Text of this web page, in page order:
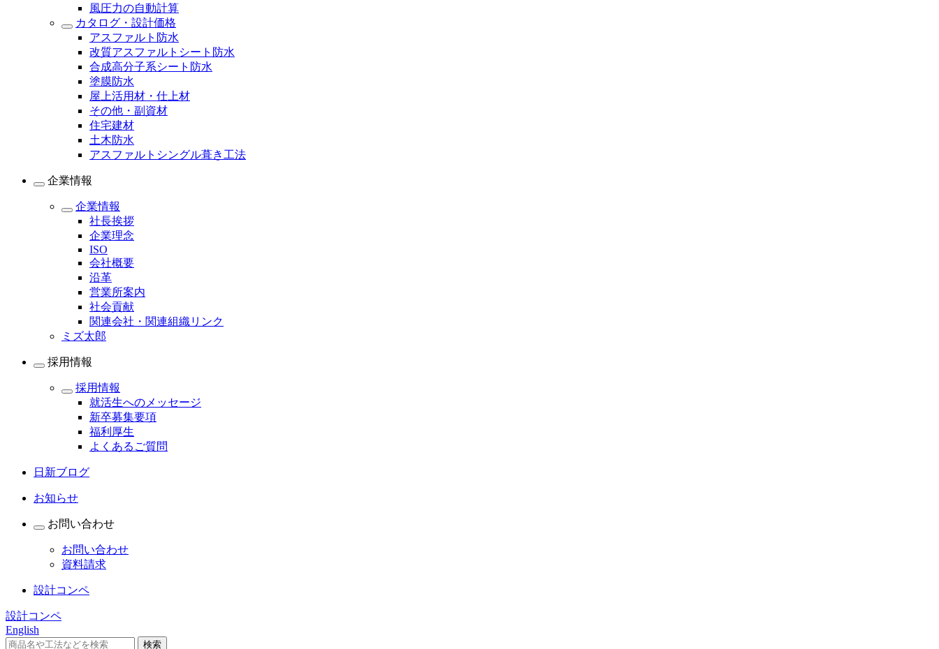
風圧力の自動計算
カタログ・設計価格
アスファルト防水
改質アスファルトシート防水
合成高分子系シート防水
塗膜防水
屋上活用材・仕上材
その他・副資材
住宅建材
土木防水
アスファルトシングル葺き工法
企業情報
企業情報
社長挨拶
企業理念
ISO
会社概要
沿革
営業所案内
社会貢献
関連会社・関連組織リンク
ミズ太郎
採用情報
採用情報
就活生へのメッセージ
新卒募集要項
福利厚生
よくあるご質問
日新ブログ
お知らせ
お問い合わせ
お問い合わせ
資料請求
設計コンペ
設計コンペ
English